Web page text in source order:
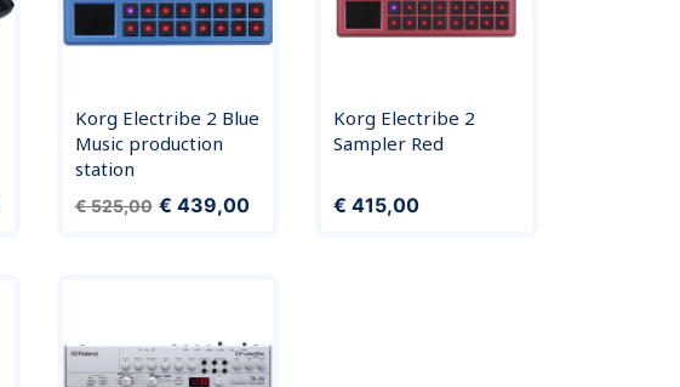
Korg Electribe 2 Blue
Music production
station
Normale prijs
€ 525,00 Prijs
€ 439,00
Korg Electribe 2
Sampler Red
Prijs
€ 415,00